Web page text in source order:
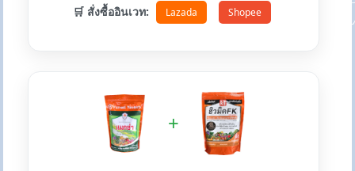
🛒 สั่งซื้ออินเวท: Lazada Shopee
+